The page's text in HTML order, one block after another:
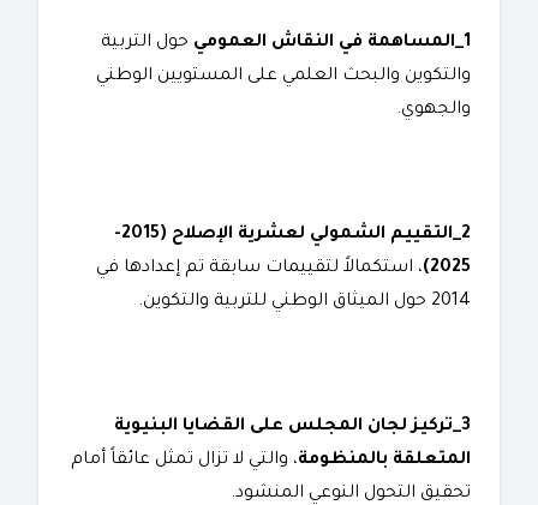
1_المساهمة في النقاش العمومي
حول التربية
والتكوين والبحث العلمي على المستويين الوطني
والجهوي.
2_التقييم الشمولي لعشرية الإصلاح (2015-
2025) ، استكمالاً لتقييمات سابقة تم إعدادها في
2014 حول الميثاق الوطني للتربية والتكوين.
3_تركيز لجان المجلس على القضايا البنيوية
المتعلقة بالمنظومة، والتي لا تزال تمثل عائقاً أمام
تحقيق التحول النوعي المنشود.